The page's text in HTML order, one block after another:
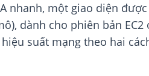
nhanh, một giao diện
dành cho phiên bản
hiệu suất mạng theo hai